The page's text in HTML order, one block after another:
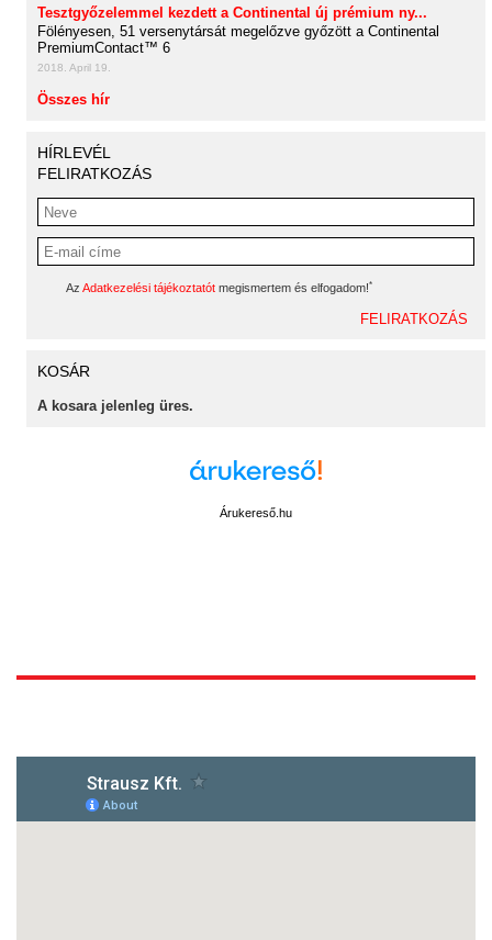
Tesztgyőzelemmel kezdett a Continental új prémium ny...
Fölényesen, 51 versenytársát megelőzve győzött a Continental
PremiumContact™ 6
2018. April 19.
Összes hír
HÍRLEVÉL
FELIRATKOZÁS
Az Adatkezelési tájékoztatót megismertem és elfogadom!*
KOSÁR
A kosara jelenleg üres.
Árukereső.hu